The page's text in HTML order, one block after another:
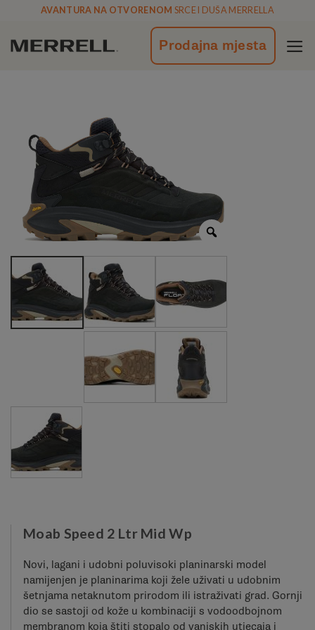
vsebino
AVANTURA NA OTVORENOM SRCE I DUŠA MERRELLA
Prodajna mjesta
Moab Speed 2 Ltr Mid Wp
Novi, lagani i udobni poluvisoki planinarski model
namijenjen je planinarima koji žele uživati ​​u udobnim
šetnjama netaknutom prirodom ili istraživati ​​grad. Gornji
dio se sastoji od kože u kombinaciji s vodoodbojnom
membranom koja štiti stopalo od vanjskih utjecaja i